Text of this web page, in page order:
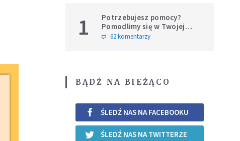
1
Potrzebujesz pomocy?
Pomodlimy się w Twojej
intencji
62 komentarzy
BĄDŹ NA BIEŻĄCO
ŚLEDŹ NAS NA FACEBOOKU
ŚLEDŹ NAS NA TWITTERZE